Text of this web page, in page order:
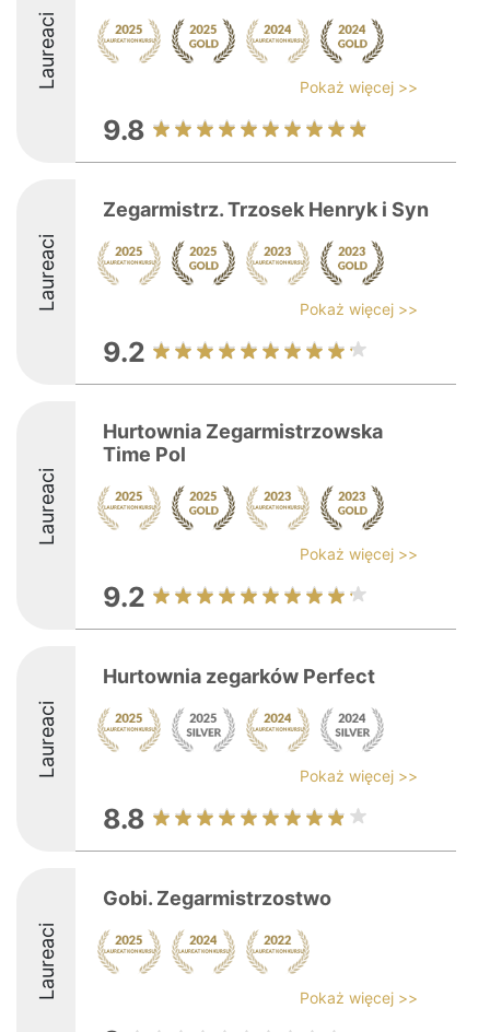
Laureaci Pokaż więcej >>
9.8
Laureaci
Zegarmistrz. Trzosek Henryk i Syn
Pokaż więcej >>
9.2
Laureaci
Hurtownia Zegarmistrzowska
Time Pol
Pokaż więcej >>
9.2
Laureaci
Hurtownia zegarków Perfect
Pokaż więcej >>
8.8
Laureaci
Gobi. Zegarmistrzostwo
Pokaż więcej >>